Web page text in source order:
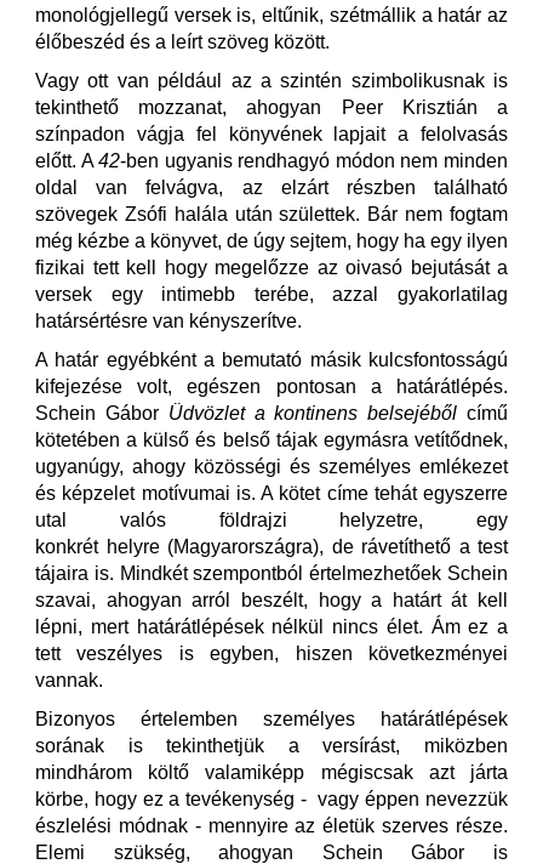
monológjellegű versek is, eltűnik, szétmállik a határ az
élőbeszéd és a leírt szöveg között.
Vagy ott van például az a szintén szimbolikusnak is
tekinthető mozzanat, ahogyan Peer Krisztián a
színpadon vágja fel könyvének lapjait a felolvasás
előtt. A42-ben ugyanis rendhagyó módon nem minden
oldal van felvágva, az elzárt részben található
szövegek Zsófi halála után születtek. Bár nem fogtam
még kézbe a könyvet, de úgy sejtem, hogy ha egy ilyen
fizikai tett kell hogy megelőzze az oivasó bejutását a
versek egy intimebb terébe, azzal gyakorlatilag
határsértésre van kényszerítve.
A határ egyébként a bemutató másik kulcsfontosságú
kifejezése volt, egészen pontosan a határátlépés.
Schein Gábor Üdvözlet a kontinens belsejéből című
kötetében a külső és belső tájak egymásra vetítődnek,
ugyanúgy, ahogy közösségi és személyes emlékezet
és képzelet motívumai is. A kötet címe tehát egyszerre
utal valós földrajzi helyzetre, egy
konkrét helyre (Magyarországra), de rávetíthető a test
tájaira is. Mindkét szempontból értelmezhetőek Schein
szavai, ahogyan arról beszélt, hogy a határt át kell
lépni, mert határátlépések nélkül nincs élet. Ám ez a
tett veszélyes is egyben, hiszen következményei
vannak.
Bizonyos értelemben személyes határátlépések
sorának is tekinthetjük a versírást, miközben
mindhárom költő valamiképp mégiscsak azt járta
körbe, hogy ez a tevékenység - vagy éppen nevezzük
észlelési módnak - mennyire az életük szerves része.
Elemi szükség, ahogyan Schein Gábor is